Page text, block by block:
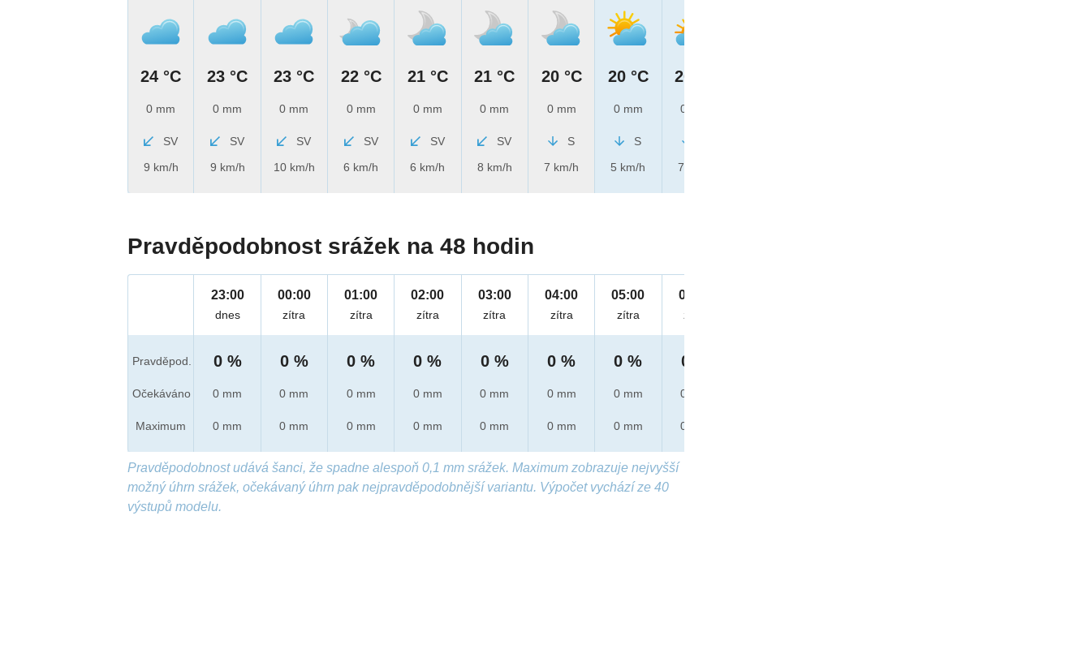
24 °C
0 mm
SV
9 km/h
23 °C
0 mm
SV
9 km/h
23 °C
0 mm
SV
10 km/h
22 °C
0 mm
SV
6 km/h
21 °C
0 mm
SV
6 km/h
21 °C
0 mm
SV
8 km/h
20 °C
0 mm
S
7 km/h
20 °C
0 mm
S
5 km/h
20 °C
0 mm
7 km/h
Pravděpodobnost srážek na 48 hodin
Pravděpod.
Očekáváno
Maximum
23:00
dnes
0 %
0 mm
0 mm
00:00
zítra
0 %
0 mm
0 mm
01:00
zítra
0 %
0 mm
0 mm
02:00
zítra
0 %
0 mm
0 mm
03:00
zítra
0 %
0 mm
0 mm
04:00
zítra
0 %
0 mm
0 mm
05:00
zítra
0 %
0 mm
0 mm
06:00
zítra
0 %
0 mm
0 mm
Pravděpodobnost udává šanci, že spadne alespoň 0,1 mm srážek. Maximum zobrazuje nejvyšší
možný úhrn srážek, očekávaný úhrn pak nejpravděpodobnější variantu. Výpočet vychází ze 40
výstupů modelu.